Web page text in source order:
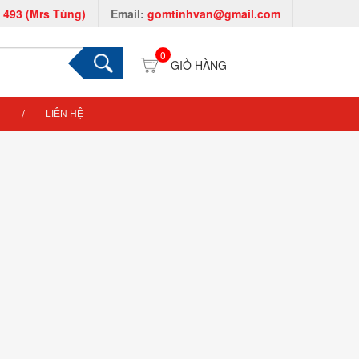
493 (Mrs Tùng) Email: gomtinhvan@gmail.com
0
LIÊN HỆ